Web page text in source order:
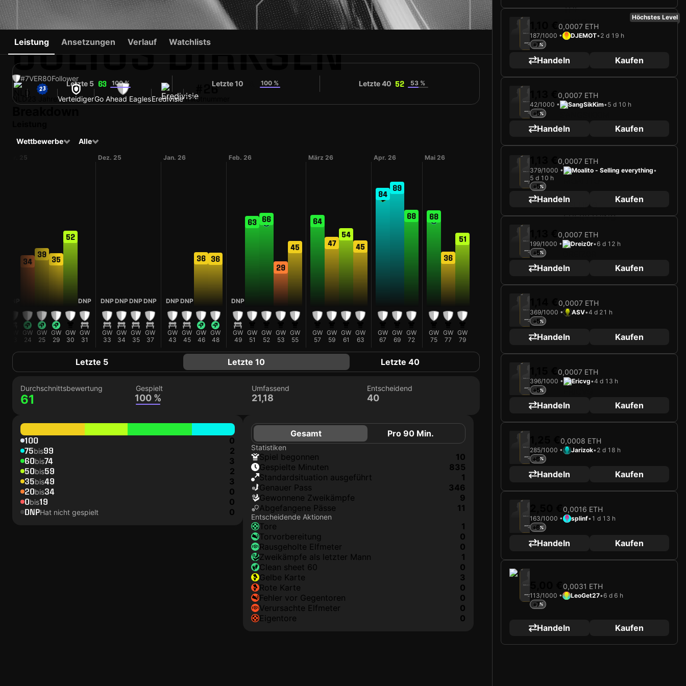
JULIUS DIRKSEN
#7VER80Follower
NLD VerteidigerGo Ahead EaglesEredivisie
#26
Trikotnummer
Leistung Ansetzungen Verlauf Watchlists
Letzte 5 63 100 % Letzte 10 100 % Letzte 40 52 53 %
Wettbewerbe Alle
Nov. 25
34
GW
24
39
GW
25
35
GW
29
52
GW
30
DNP
GW
31
Dez. 25
DNP
GW
33
DNP
GW
34
DNP
GW
35
DNP
GW
37
Jan. 26
DNP
GW
43
DNP
GW
45
36
GW
46
36
GW
48
Feb. 26
DNP
GW
49
63
GW
51
66
GW
52
29
GW
53
45
GW
55
März 26
64
GW
57
47
GW
59
54
GW
61
45
GW
63
Apr. 26
84
GW
67
89
GW
69
68
GW
72
Mai 26
68
GW
75
36
GW
77
51
GW
79
Letzte 5 Letzte 10 Letzte 40
Durchschnittsbewertung
61
Gespielt
100 %
Umfassend
21,18
Entscheidend
40
100 0
75bis99 2
60bis74 3
50bis59 2
35bis49 3
20bis34 0
0bis19 0
DNPHat nicht gespielt 0
Gesamt Pro 90 Min.
Statistiken
Spiel begonnen
10
Gespielte Minuten
835
Standardsituation ausgeführt
1
genauer Pass
346
Gewonnene Zweikämpfe
9
Abgefangene Pässe
11
Entscheidende Aktionen
Tore
1
Torvorbereitung
0
rausgeholte Elfmeter
0
Zweikämpfe als letzter Mann
1
clean sheet 60
0
gelbe Karte
3
rote Karte
0
Fehler vor Gegentoren
0
Verursachte Elfmeter
0
Eigentore
0
Höchstes Level
2025
JULIUS DIRKSEN
Verteidiger
Karte wird geladen …
0,0007 ETH
187/1000 • DJEMOT•2 d 19 h
+7
Handeln Kaufen
2025
JULIUS DIRKSEN
Verteidiger
Limited 42/1000
Karte wird geladen …
0,0007 ETH
42/1000 • SangSikKim•5 d 10 h
+5
Handeln Kaufen
2025
JULIUS DIRKSEN
Verteidiger
Karte wird geladen …
0,0007 ETH
379/1000 • Moalito - Selling everything•
5 d 10 h
+5
Handeln Kaufen
JULIUS DIRKSEN
Verteidiger
Limited 199/1000
Karte wird geladen …
0,0007 ETH
199/1000 • Dreiz0r•6 d 12 h
+5
Handeln Kaufen
2025
JULIUS DIRKSEN
Verteidiger
Karte wird geladen …
0,0007 ETH
369/1000 • ASV•4 d 21 h
+5
Handeln Kaufen
2025
JULIUS DIRKSEN
Verteidiger
Limited 396/1000
Karte wird geladen …
0,0007 ETH
396/1000 • Ericvg•4 d 13 h
+5
Handeln Kaufen
JULIUS DIRKSEN
Verteidiger
Limited 285/1000
Karte wird geladen …
0,0008 ETH
285/1000 • Jarizok•2 d 18 h
+6
Handeln Kaufen
2025
JULIUS DIRKSEN
Verteidiger
Karte wird geladen …
0,0016 ETH
163/1000 • splinf• 1 d 13 h
+6
Handeln Kaufen
2025
JULIUS DIRKSEN
Verteidiger
Karte wird geladen … 0,0031 ETH
113/1000 • LeoGet27•6 d 6 h
+7
Handeln Kaufen